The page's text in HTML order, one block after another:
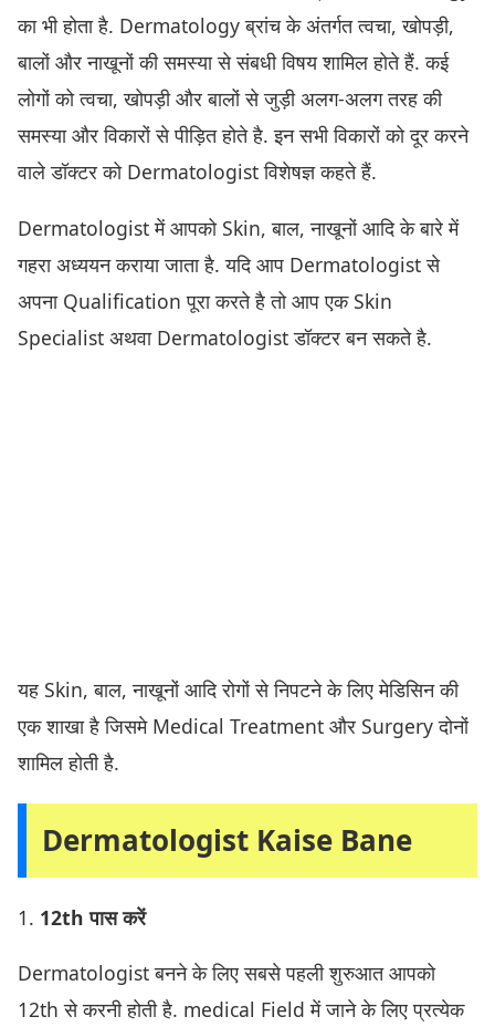
का भी होता है. Dermatology ब्रांच के अंतर्गत त्वचा, खोपड़ी,
बालों और नाखूनों की समस्या से संबधी विषय शामिल होते हैं. कई
लोगों को त्वचा, खोपड़ी और बालों से जुड़ी अलग-अलग तरह की
समस्या और विकारों से पीड़ित होते है. इन सभी विकारों को दूर करने
वाले डॉक्टर को Dermatologist विशेषज्ञ कहते हैं.
Dermatologist में आपको Skin, बाल, नाखूनों आदि के बारे में
गहरा अध्ययन कराया जाता है. यदि आप Dermatologist से
अपना Qualification पूरा करते है तो आप एक Skin
Specialist अथवा Dermatologist डॉक्टर बन सकते है.
यह Skin, बाल, नाखूनों आदि रोगों से निपटने के लिए मेडिसिन की
एक शाखा है जिसमे Medical Treatment और Surgery दोनों
शामिल होती है.
Dermatologist Kaise Bane
1. 12th पास करें
Dermatologist बनने के लिए सबसे पहली शुरुआत आपको
12th से करनी होती है. medical Field में जाने के लिए प्रत्येक